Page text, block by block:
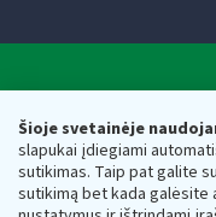
Šioje svetainėje
slapukai įdiegiami
sutikimas. Taip pat galite
sutikimą bet kada
Valstybinė
Respublikos
Biudžetinė įstaiga.
adresas: Vasario 16-osios
vmi@vmi.lt , E. pristatymo